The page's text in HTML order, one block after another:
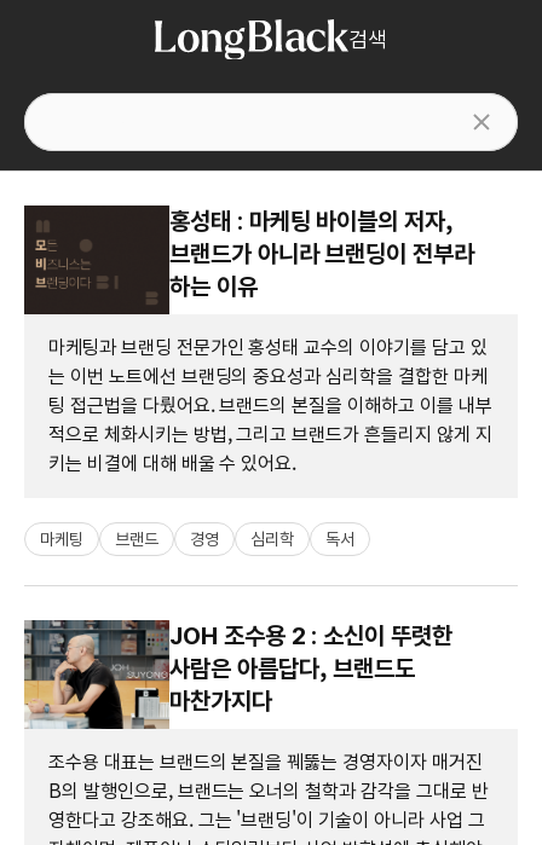
검색
홍성태 : 마케팅 바이블의 저자,
브랜드가 아니라 브랜딩이 전부라
하는 이유
마케팅과 브랜딩 전문가인 홍성태 교수의 이야기를 담고 있
는 이번 노트에선 브랜딩의 중요성과 심리학을 결합한 마케
팅 접근법을 다뤘어요. 브랜드의 본질을 이해하고 이를 내부
적으로 체화시키는 방법, 그리고 브랜드가 흔들리지 않게 지
키는 비결에 대해 배울 수 있어요.
마케팅 브랜드 경영 심리학 독서
JOH 조수용 2 : 소신이 뚜렷한
사람은 아름답다, 브랜드도
마찬가지다
조수용 대표는 브랜드의 본질을 꿰뚫는 경영자이자 매거진
B의 발행인으로, 브랜드는 오너의 철학과 감각을 그대로 반
영한다고 강조해요. 그는 '브랜딩'이 기술이 아니라 사업 그